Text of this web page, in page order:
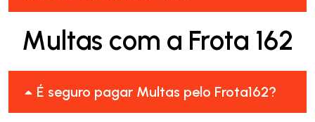
Multas com a Frota 162
É seguro pagar Multas pelo Frota162?